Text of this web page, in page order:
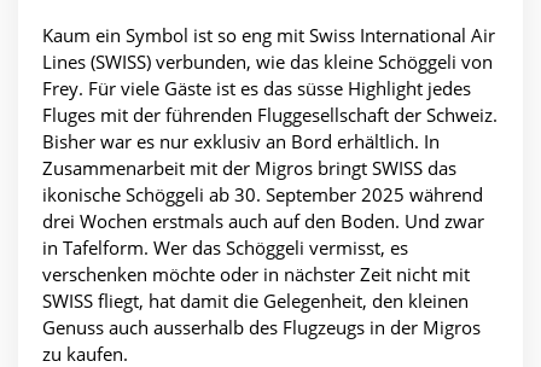
Kaum ein Symbol ist so eng mit Swiss International Air
Lines (SWISS) verbunden, wie das kleine Schöggeli von
Frey. Für viele Gäste ist es das süsse Highlight jedes
Fluges mit der führenden Fluggesellschaft der Schweiz.
Bisher war es nur exklusiv an Bord erhältlich. In
Zusammenarbeit mit der Migros bringt SWISS das
ikonische Schöggeli ab 30. September 2025 während
drei Wochen erstmals auch auf den Boden. Und zwar
in Tafelform. Wer das Schöggeli vermisst, es
verschenken möchte oder in nächster Zeit nicht mit
SWISS fliegt, hat damit die Gelegenheit, den kleinen
Genuss auch ausserhalb des Flugzeugs in der Migros
zu kaufen.